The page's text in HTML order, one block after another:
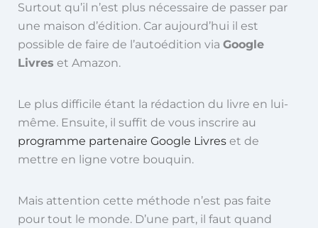
Surtout qu’il n’est plus nécessaire de passer par
une maison d’édition. Car aujourd’hui il est
possible de faire de l’autoédition via Google
Livres et Amazon.
Le plus difficile étant la rédaction du livre en lui-
même. Ensuite, il suffit de vous inscrire au
programme partenaire Google Livreset de
mettre en ligne votre bouquin.
Mais attention cette méthode n’est pas faite
pour tout le monde. D’une part, il faut quand